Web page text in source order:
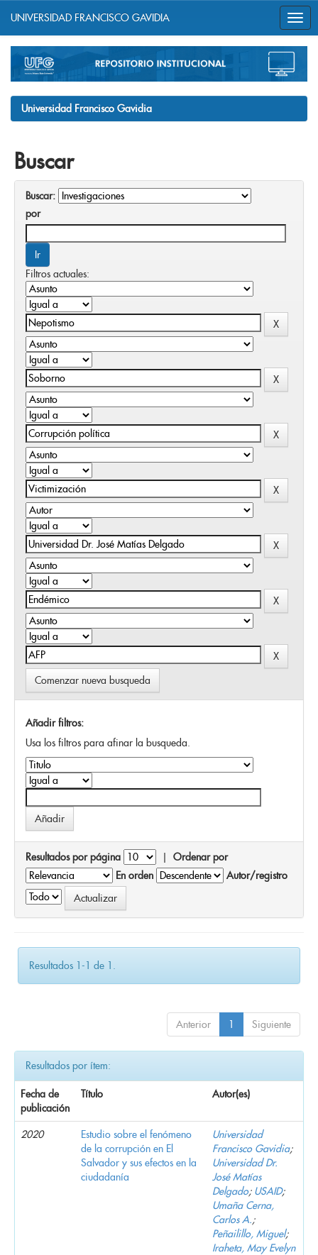
navigation
UNIVERSIDAD FRANCISCO GAVIDIA
Universidad Francisco Gavidia
Buscar
Buscar:
por
Filtros actuales:
Comenzar nueva busqueda
Añadir filtros:
Usa los filtros para afinar la busqueda.
Resultados por página | Ordenar por
En orden
Autor/registro
Resultados 1-1 de 1.
Anterior 1 Siguiente
Resultados por ítem:
Fecha de
publicación
Título Autor(es)
2020
Estudio sobre el fenómeno
de la corrupción en El
Salvador y sus efectos en la
ciudadanía
Universidad
Francisco Gavidia;
Universidad Dr.
José Matías
Delgado; USAID;
Umaña Cerna,
Carlos A.;
Peñailillo, Miguel;
Iraheta, May Evelyn